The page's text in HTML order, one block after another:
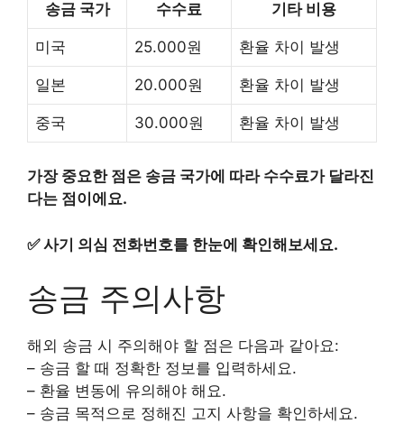
송금 국가 수수료 기타 비용
미국 25.000원 환율 차이 발생
일본 20.000원 환율 차이 발생
중국 30.000원 환율 차이 발생
가장 중요한 점은 송금 국가에 따라 수수료가 달라진
다는 점이에요.
✅사기 의심 전화번호를 한눈에 확인해보세요.
송금 주의사항
해외 송금 시 주의해야 할 점은 다음과 같아요:
– 송금 할 때 정확한 정보를 입력하세요.
– 환율 변동에 유의해야 해요.
– 송금 목적으로 정해진 고지 사항을 확인하세요.